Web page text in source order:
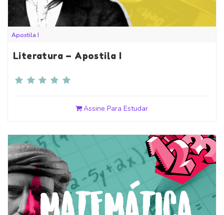
Apostila I
Literatura – Apostila I
Assine Para Estudar